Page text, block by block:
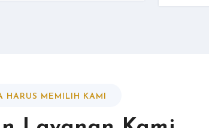
HARUS MEMILIH KAMI